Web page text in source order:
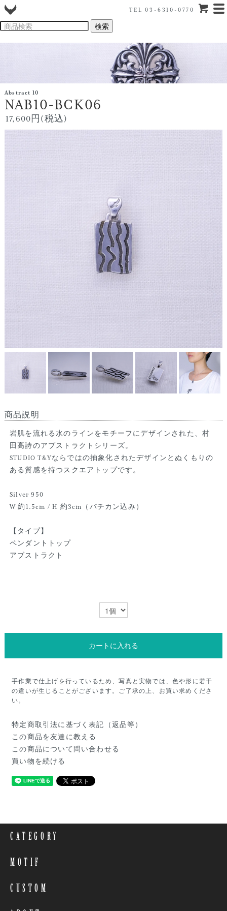
TEL 03-6310-0770
Abstract 10
NAB10-BCK06
17,600円(税込)
商品説明
岩肌を流れる水のラインをモチーフにデザインされた、村
田高詩のアブストラクトシリーズ。
STUDIO T&Yならではの抽象化されたデザインとぬくもりの
ある質感を持つスクエアトップです。
Silver 950
W 約1.5cm / H 約3cm（バチカン込み）
【タイプ】
ペンダントトップ
アブストラクト
カートに入れる
手作業で仕上げを行っているため、写真と実物では、色や形に若干
の違いが生じることがございます。ご了承の上、お買い求めくださ
い。
特定商取引法に基づく表記（返品等）
この商品を友達に教える
この商品について問い合わせる
買い物を続ける
CATEGORY
MOTIF
CUSTOM